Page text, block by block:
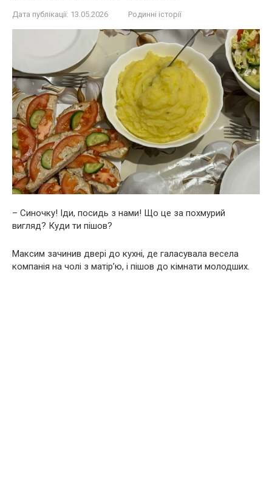
Дата публікації: 13.05.2026 Родинні історії
– Синочку! Іди, посидь з нами! Що це за похмурий
вигляд? Куди ти пішов?
Максим зачинив двері до кухні, де галасувала весела
компанія на чолі з матір’ю, і пішов до кімнати молодших.